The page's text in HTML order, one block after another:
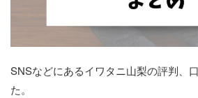
SNSなどにあるイワタニ山梨の評判、
た。